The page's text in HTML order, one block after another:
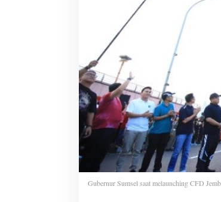
Gubernur Sumsel saat melaunching CFD